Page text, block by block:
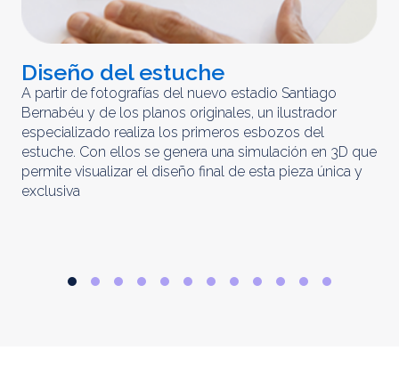
Diseño del estuche
A partir de fotografías del nuevo estadio Santiago
Bernabéu y de los planos originales, un ilustrador
especializado realiza los primeros esbozos del
estuche. Con ellos se genera una simulación en 3D que
permite visualizar el diseño final de esta pieza única y
exclusiva